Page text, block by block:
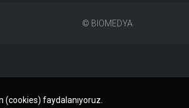
faydalanıyoruz.
© BIOMEDYA